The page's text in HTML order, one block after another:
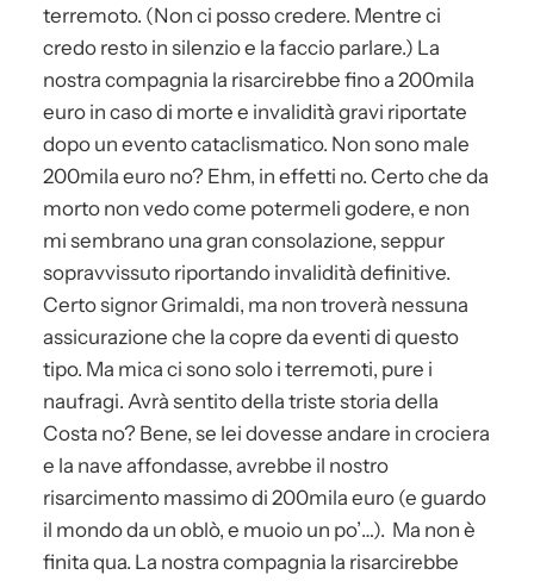
terremoto. (Non ci posso credere. Mentre ci
credo resto in silenzio e la faccio parlare.) La
nostra compagnia la risarcirebbe fino a 200mila
euro in caso di morte e invalidità gravi riportate
dopo un evento cataclismatico. Non sono male
200mila euro no? Ehm, in effetti no. Certo che da
morto non vedo come potermeli godere, e non
mi sembrano una gran consolazione, seppur
sopravvissuto riportando invalidità definitive.
Certo signor Grimaldi, ma non troverà nessuna
assicurazione che la copre da eventi di questo
tipo. Ma mica ci sono solo i terremoti, pure i
naufragi. Avrà sentito della triste storia della
Costa no? Bene, se lei dovesse andare in crociera
e la nave affondasse, avrebbe il nostro
risarcimento massimo di 200mila euro (e guardo
il mondo da un oblò, e muoio un po’…). Ma non è
finita qua. La nostra compagnia la risarcirebbe